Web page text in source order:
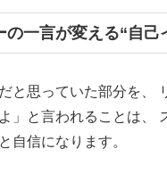
の一言が変える“自己
と思っていた部分を、
」と言われることは、
自信になります。